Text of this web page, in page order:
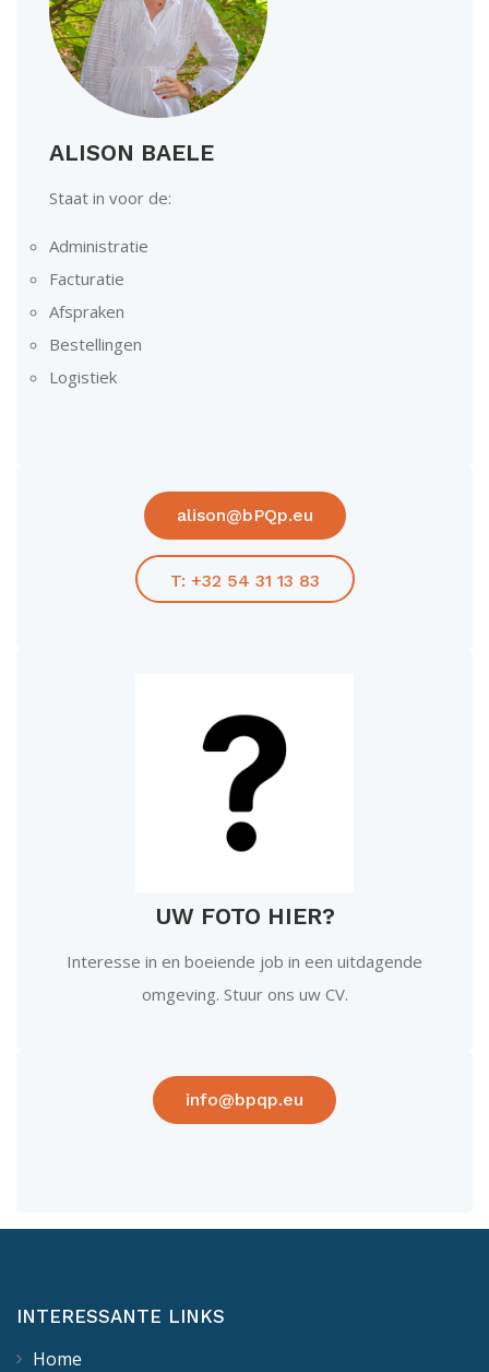
ALISON BAELE
Staat in voor de:
Administratie
Facturatie
Afspraken
Bestellingen
Logistiek
alison@bPQp.eu
T: +32 54 31 13 83
UW FOTO HIER?
Interesse in en boeiende job in een uitdagende
omgeving. Stuur ons uw CV.
info@bpqp.eu
INTERESSANTE LINKS
Home